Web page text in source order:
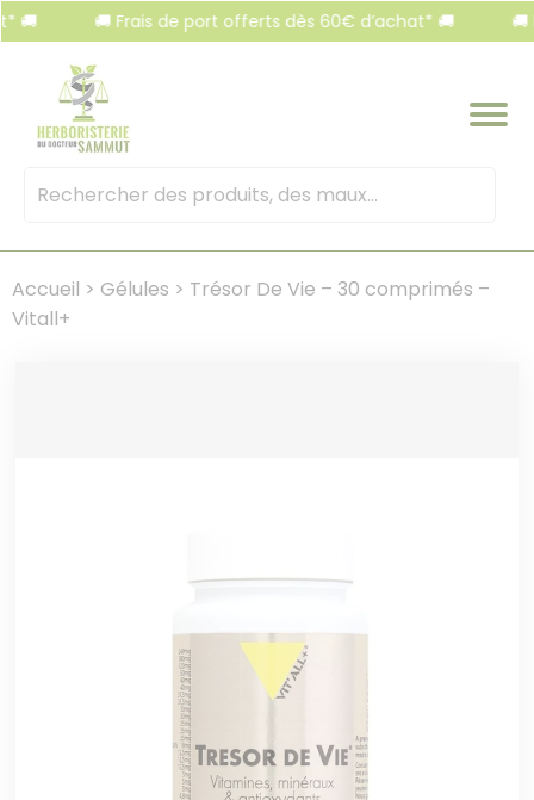
🚚 Frais de port offerts dès 60€ d’achat* 🚚 🚚
Mots
Accueil > Gélules > Trésor De Vie – 30 comprimés –
Vitall+
Panneau de gestion des cookies